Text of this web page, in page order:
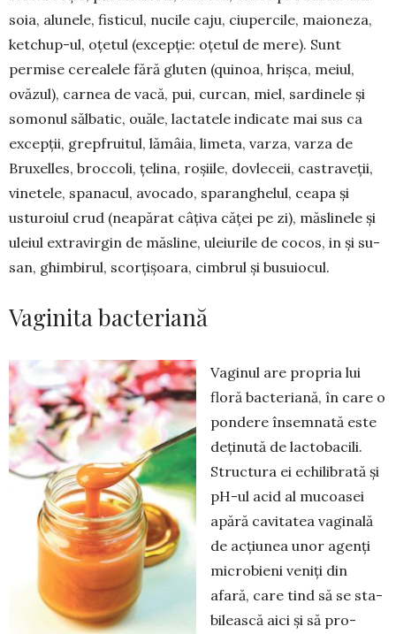
soia, alunele, fisticul, nucile caju, ciupercile, maioneza,
ketchup-ul, oțe­tul (excepție: oțetul de mere). Sunt
permise ce­realele fără gluten (quinoa, hrișca, meiul,
ovăzul), carnea de vacă, pui, curcan, miel, sardinele și
so­monul sălbatic, ouăle, lactatele indicate mai sus ca
excepții, grepfruitul, lămâia, limeta, varza, varza de
Bruxelles, broccoli, țelina, roșiile, dovleceii, castra­veții,
vinetele, spanacul, avo­cado, sparanghelul, ceapa și
ustu­roiul crud (neapărat câțiva căței pe zi), măslinele și
uleiul extravirgin de măsline, uleiurile de cocos, in și su­
san, ghimbirul, scorțișoara, cim­brul și busuiocul.
Vaginita bacteriană
Vaginul are propria lui
floră bac­teriană, în care o
pondere însemnată este
deținută de lactobacili.
Structura ei echilibrată și
pH-ul acid al mucoa­sei
apără cavitatea vaginală
de acțiu­nea unor agenți
microbieni veniți din
afară, care tind să se sta­
bilească aici și să pro­